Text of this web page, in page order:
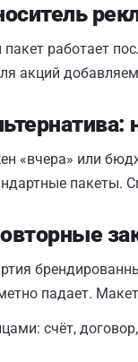
работает
акций
«вчера» или
пакеты.
падает.
счёт,